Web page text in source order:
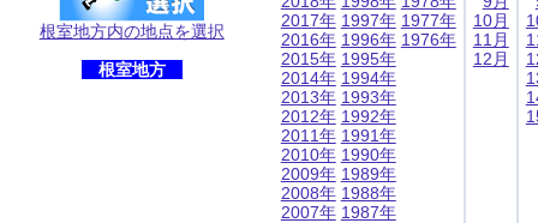
根室地方内の地点を選択
根室地方
2017年
2016年
2015年
2014年
2013年
2012年
2011年
2010年
2009年
2008年
2007年
1997年
1996年
1995年
1994年
1993年
1992年
1991年
1990年
1989年
1988年
1987年
1977年
1976年
10月
11月
12月